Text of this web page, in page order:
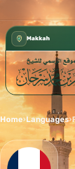
Makkah
Home›Languages›